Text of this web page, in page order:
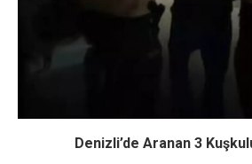
Denizli’de Aranan 3